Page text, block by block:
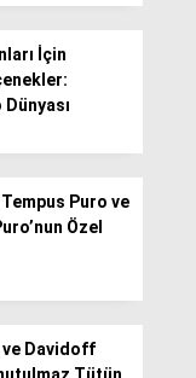
İçin
Puro ve
Özel
ve Davidoff